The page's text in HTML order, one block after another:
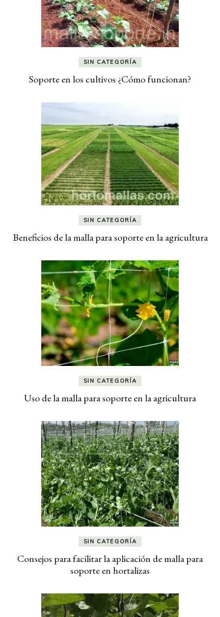
SIN CATEGORÍA
Soporte en los cultivos ¿Cómo funcionan?
SIN CATEGORÍA
Beneficios de la malla para soporte en la agricultura
SIN CATEGORÍA
Uso de la malla para soporte en la agricultura
SIN CATEGORÍA
Consejos para facilitar la aplicación de malla para
soporte en hortalizas